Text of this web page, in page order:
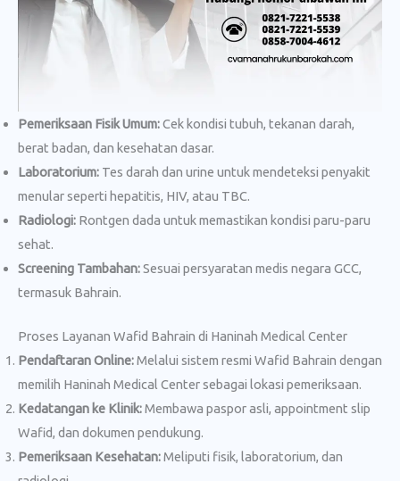
Pemeriksaan Fisik Umum:Cek kondisi tubuh, tekanan darah,
berat badan, dan kesehatan dasar.
Laboratorium: Tes darah dan urine untuk mendeteksi penyakit
menular seperti hepatitis, HIV, atau TBC.
Radiologi: Rontgen dada untuk memastikan kondisi paru-paru
sehat.
Screening Tambahan:Sesuai persyaratan medis negara GCC,
termasuk Bahrain.
Proses Layanan Wafid Bahrain di Haninah Medical Center
Pendaftaran Online:Melalui sistem resmi Wafid Bahrain dengan
memilih Haninah Medical Center sebagai lokasi pemeriksaan.
Kedatangan ke Klinik:Membawa paspor asli, appointment slip
Wafid, dan dokumen pendukung.
Pemeriksaan Kesehatan:Meliputi fisik, laboratorium, dan